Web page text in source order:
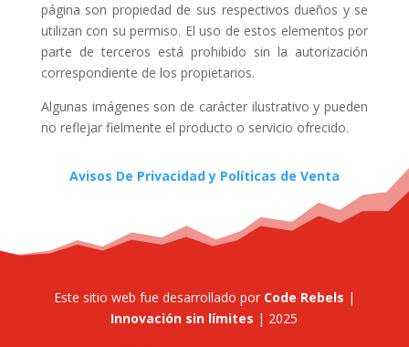
página son propiedad de sus respectivos dueños y se
utilizan con su permiso. El uso de estos elementos por
parte de terceros está prohibido sin la autorización
correspondiente de los propietarios.
Algunas imágenes son de carácter ilustrativo y pueden
no reflejar fielmente el producto o servicio ofrecido.
Avisos De Privacidad y Políticas de Venta
Este sitio web fue desarrollado porCode Rebels |
Innovación sin límites | 2025